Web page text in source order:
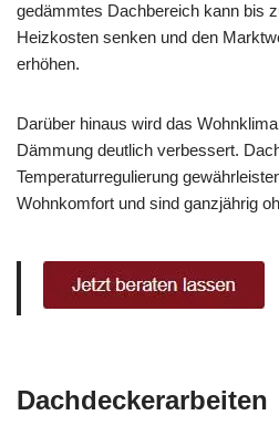
gedämmtes Dachbereich kann bis
Heizkosten senken und den
erhöhen.
Darüber hinaus wird das
Dämmung deutlich verbessert.
Temperaturregulierung
Wohnkomfort und sind ganzjährig
Dachdeckerarbeiten